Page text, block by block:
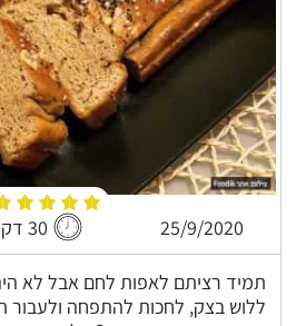
25/9/2020 30 דקות
תמיד רציתם לאפות לחם אבל לא
ללוש בצק, לחכות להתפחה ולעבור